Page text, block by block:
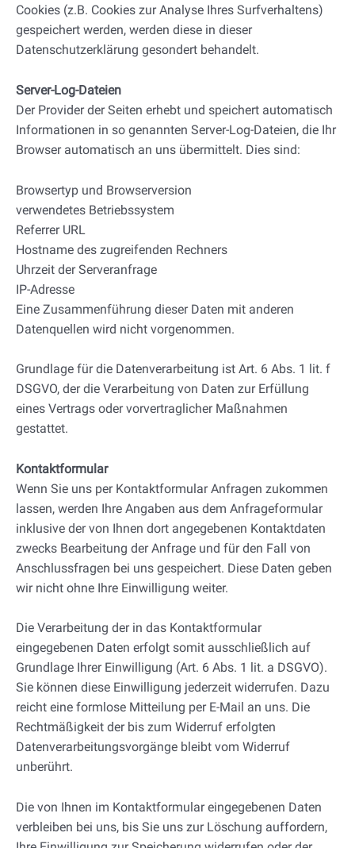
Cookies (z.B. Cookies zur Analyse Ihres Surfverhaltens)
gespeichert werden, werden diese in dieser
Datenschutzerklärung gesondert behandelt.
Server-Log-Dateien
Der Provider der Seiten erhebt und speichert automatisch
Informationen in so genannten Server-Log-Dateien, die Ihr
Browser automatisch an uns übermittelt. Dies sind:
Browsertyp und Browserversion
verwendetes Betriebssystem
Referrer URL
Hostname des zugreifenden Rechners
Uhrzeit der Serveranfrage
IP-Adresse
Eine Zusammenführung dieser Daten mit anderen
Datenquellen wird nicht vorgenommen.
Grundlage für die Datenverarbeitung ist Art. 6 Abs. 1 lit. f
DSGVO, der die Verarbeitung von Daten zur Erfüllung
eines Vertrags oder vorvertraglicher Maßnahmen
gestattet.
Kontaktformular
Wenn Sie uns per Kontaktformular Anfragen zukommen
lassen, werden Ihre Angaben aus dem Anfrageformular
inklusive der von Ihnen dort angegebenen Kontaktdaten
zwecks Bearbeitung der Anfrage und für den Fall von
Anschlussfragen bei uns gespeichert. Diese Daten geben
wir nicht ohne Ihre Einwilligung weiter.
Die Verarbeitung der in das Kontaktformular
eingegebenen Daten erfolgt somit ausschließlich auf
Grundlage Ihrer Einwilligung (Art. 6 Abs. 1 lit. a DSGVO).
Sie können diese Einwilligung jederzeit widerrufen. Dazu
reicht eine formlose Mitteilung per E-Mail an uns. Die
Rechtmäßigkeit der bis zum Widerruf erfolgten
Datenverarbeitungsvorgänge bleibt vom Widerruf
unberührt.
Die von Ihnen im Kontaktformular eingegebenen Daten
verbleiben bei uns, bis Sie uns zur Löschung auffordern,